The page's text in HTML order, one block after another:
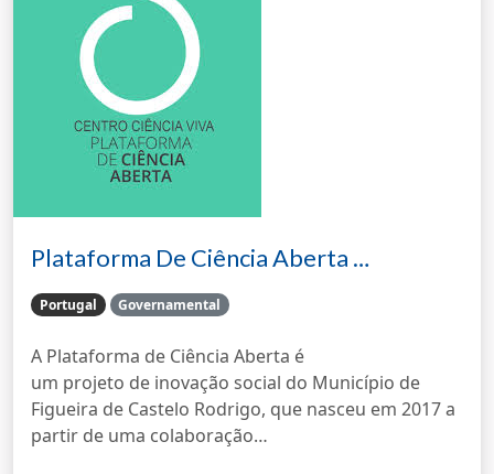
Plataforma De Ciência Aberta …
Portugal Governamental
A Plataforma de Ciência Aberta é
um projeto de inovação social do Município de
Figueira de Castelo Rodrigo, que nasceu em 2017 a
partir de uma colaboração…